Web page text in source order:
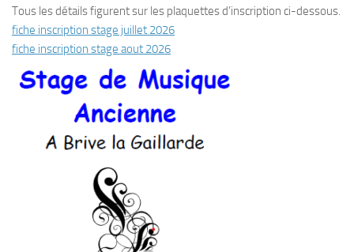
Tous les détails figurent sur les plaquettes d’inscription ci-dessous.
fiche inscription stage juillet 2026
fiche inscription stage aout 2026